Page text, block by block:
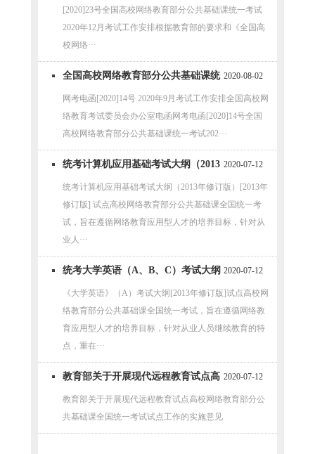
[2020]23号全国高校网络教育部分公共基础课统一考试
2020年12月考试工作安排根据教育部的要求和《全国高
校网络···
2020-08-02
全国高校网络教育部分公共基础课统
一考试-2020年9月考试工作安排
网考电函[2020]14号 2020年9月考试工作安排全国高校网
络教育考试委员会办公室电函网考电函[2020]14号全国
高校网络教育部分公共基础课统一考试202···
2020-07-12
统考计算机应用基础考试大纲（2013
年修订版）
统考计算机应用基础考试大纲（2013年修订版）[2013年
修订版] 试点高校网络教育部分公共基础课全国统一考
试，旨在遵循网络教育应用型人才的培养目标，针对从
业人···
2020-07-12
统考大学英语（A、B、C）考试大纲
（2013年修订版）
《大学英语》（A）考试大纲[2013年修订版]试点高校网
络教育部分公共基础课全国统一考试，旨在遵循网络教
育应用型人才的培养目标，针对从业人员继续教育的特
点，重在···
2020-07-12
教育部关于开展现代远程教育试点高
校网络教育 部分公共基础课全国统一
考试试点工作的实施意见
教育部关于开展现代远程教育试点高校网络教育部分公
共基础课全国统一考试试点工作的实施意见